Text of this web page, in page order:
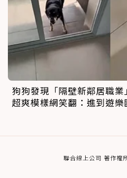
狗狗發現「隔壁新鄰居職業
超爽模樣網笑翻：進到遊樂
聯合線上公司 著作權